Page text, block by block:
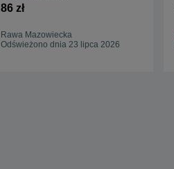
antypoślizgowa szalunkowa
dowóz pod dom
86 zł
Rawa Mazowiecka
Odświeżono dnia 23 lipca 2026